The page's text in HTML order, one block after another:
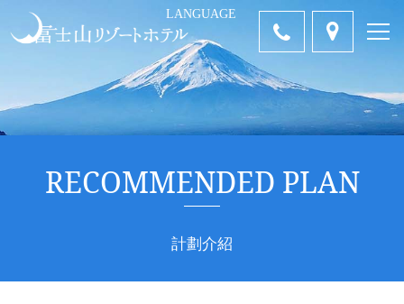
LANGUAGE
ENGLISH
คำไทย
Tiếng Việt
中国語-簡体
字
日本語
RECOMMENDED PLAN
計劃介紹